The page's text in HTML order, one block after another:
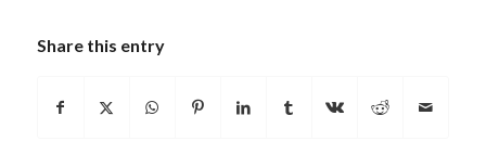
Share this entry